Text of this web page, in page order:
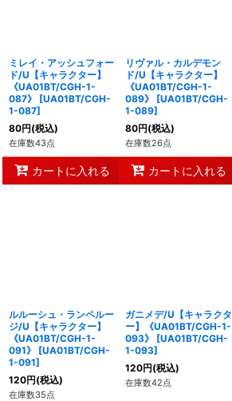
ミレイ・アッシュフォー
ド/U【キャラクター】
《UA01BT/CGH-1-
087》
[UA01BT/CGH-
1-087]
80円(税込)
在庫数43点
カートに入れる
リヴァル・カルデモン
ド/U【キャラクター】
《UA01BT/CGH-1-
089》
[UA01BT/CGH-
1-089]
80円(税込)
在庫数26点
カートに入れる
ルルーシュ・ランペルー
ジ/U【キャラクター】
《UA01BT/CGH-1-
091》
[UA01BT/CGH-
1-091]
120円(税込)
在庫数35点
ガニメデ/U【キャラクタ
ー】《UA01BT/CGH-1-
093》
[UA01BT/CGH-
1-093]
120円(税込)
在庫数42点